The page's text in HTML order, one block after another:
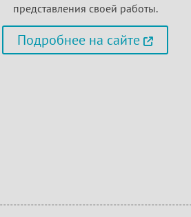
представления своей работы.
Подробнее на сайте